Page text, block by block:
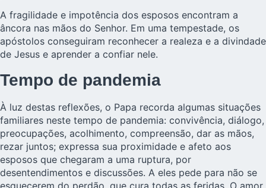
A fragilidade e impotência dos esposos encontram a
âncora nas mãos do Senhor. Em uma tempestade, os
apóstolos conseguiram reconhecer a realeza e a divindade
de Jesus e aprender a confiar nele.
Tempo de pandemia
À luz destas reflexões, o Papa recorda algumas situações
familiares neste tempo de pandemia: convivência, diálogo,
preocupações, acolhimento, compreensão, dar as mãos,
rezar juntos; expressa sua proximidade e afeto aos
esposos que chegaram a uma ruptura, por
desentendimentos e discussões. A eles pede para não se
esquecerem do perdão, que cura todas as feridas. O amor